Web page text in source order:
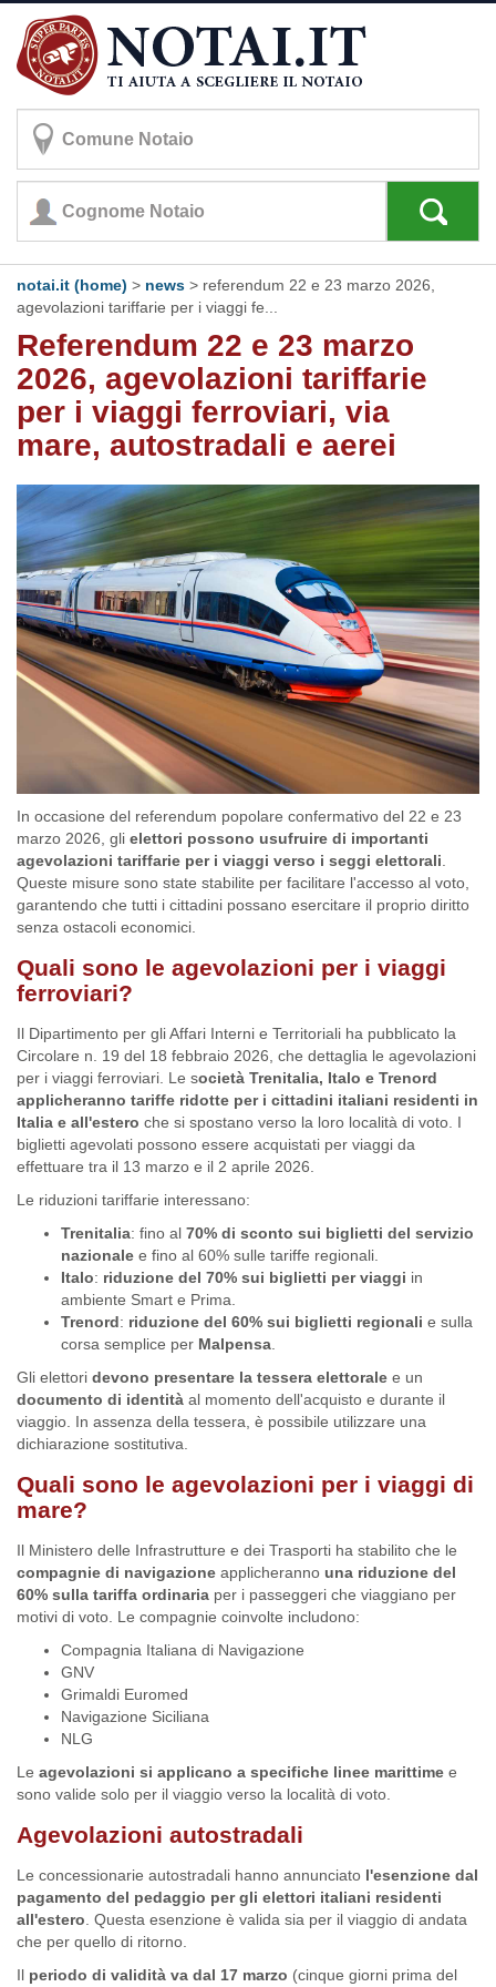
notai.it (home) > news > referendum 22 e 23 marzo 2026,
agevolazioni tariffarie per i viaggi fe...
Referendum 22 e 23 marzo
2026, agevolazioni tariffarie
per i viaggi ferroviari, via
mare, autostradali e aerei
In occasione del referendum popolare confermativo del 22 e 23
marzo 2026, gli elettori possono usufruire di importanti
agevolazioni tariffarie per i viaggi verso i seggi elettorali
Queste misure sono state stabilite per facilitare l'accesso al voto,
garantendo che tutti i cittadini possano esercitare il proprio diritto
senza ostacoli economici.
Quali sono le agevolazioni per i viaggi
ferroviari?
Il Dipartimento per gli Affari Interni e Territoriali ha pubblicato la
Circolare n. 19 del 18 febbraio 2026, che dettaglia le agevolazioni
per i viaggi ferroviari. Le società Trenitalia, Italo e Trenord
applicheranno tariffe ridotte per i cittadini italiani residenti in
Italia e all'estero che si spostano verso la loro località di voto. I
biglietti agevolati possono essere acquistati per viaggi da
effettuare tra il 13 marzo e il 2 aprile 2026.
Le riduzioni tariffarie interessano:
Trenitalia: fino al 70% di sconto sui biglietti del servizio
nazionale e fino al 60% sulle tariffe regionali.
Italo: riduzione del 70% sui biglietti per viaggi in
ambiente Smart e Prima.
Trenord: riduzione del 60% sui biglietti regionali e sulla
corsa semplice per Malpensa
Gli elettori devono presentare la tessera elettorale e un
documento di identità al momento dell'acquisto e durante il
viaggio. In assenza della tessera, è possibile utilizzare una
dichiarazione sostitutiva.
Quali sono le agevolazioni per i viaggi di
mare?
Il Ministero delle Infrastrutture e dei Trasporti ha stabilito che le
compagnie di navigazione applicheranno una riduzione del
60% sulla tariffa ordinaria per i passeggeri che viaggiano per
motivi di voto. Le compagnie coinvolte includono:
Compagnia Italiana di Navigazione
GNV
Grimaldi Euromed
Navigazione Siciliana
NLG
Le agevolazioni si applicano a specifiche linee marittime e
sono valide solo per il viaggio verso la località di voto.
Agevolazioni autostradali
Le concessionarie autostradali hanno annunciato l'esenzione dal
pagamento del pedaggio per gli elettori italiani residenti
all'estero . Questa esenzione è valida sia per il viaggio di andata
che per quello di ritorno.
Il periodo di validità va dal 17 marzo (cinque giorni prima del